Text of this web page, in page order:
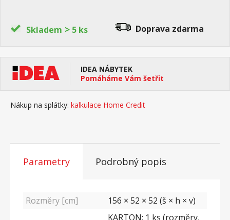
Skladem > 5 ks Doprava zdarma
IDEA NÁBYTEK
Pomáháme Vám šetřit
Nákup na splátky: kalkulace Home Credit
Parametry Podrobný popis
Rozměry [cm]
156 × 52 × 52 (š × h × v)
KARTON: 1 ks (rozměry,